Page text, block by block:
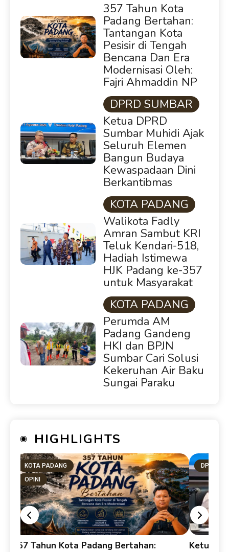
357 Tahun Kota
Padang Bertahan:
Tantangan Kota
Pesisir di Tengah
Bencana Dan Era
Modernisasi Oleh:
Fajri Ahmaddin NP
DPRD SUMBAR
Ketua DPRD
Sumbar Muhidi Ajak
Seluruh Elemen
Bangun Budaya
Kewaspadaan Dini
Berkantibmas
KOTA PADANG
Walikota Fadly
Amran Sambut KRI
Teluk Kendari-518,
Hadiah Istimewa
HJK Padang ke-357
untuk Masyarakat
KOTA PADANG
Perumda AM
Padang Gandeng
HKI dan BPJN
Sumbar Cari Solusi
Kekeruhan Air Baku
Sungai Paraku
HIGHLIGHTS
KOTA PADANG
OPINI
357 Tahun Kota Padang Bertahan:
DPRD
Ketua